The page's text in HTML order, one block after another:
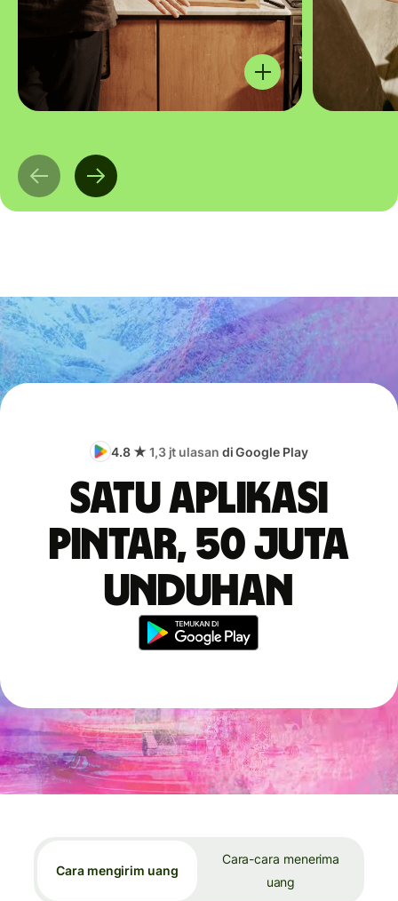
4.8 ★ 1,3 jt ulasan di Google Play
Satu aplikasi
pintar, 50 juta
unduhan
Cara mengirim uang
Cara-cara menerima
uang